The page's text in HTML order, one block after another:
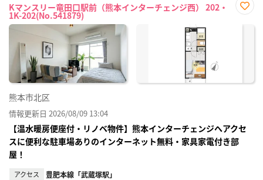
Kマンスリー竜田口駅前（熊本インターチェンジ西） 202・
1K-202(No.541879)
に入
熊本市北区
情報更新日 2026/08/09 13:04
【温水暖房便座付・リノベ物件】熊本インターチェンジへアクセ
スに便利な駐車場ありのインターネット無料・家具家電付き部
屋！
アクセス 豊肥本線「武蔵塚駅」